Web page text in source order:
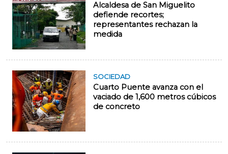
Alcaldesa de San Miguelito
defiende recortes;
representantes rechazan la
medida
SOCIEDAD
Cuarto Puente avanza con el
vaciado de 1,600 metros cúbicos
de concreto